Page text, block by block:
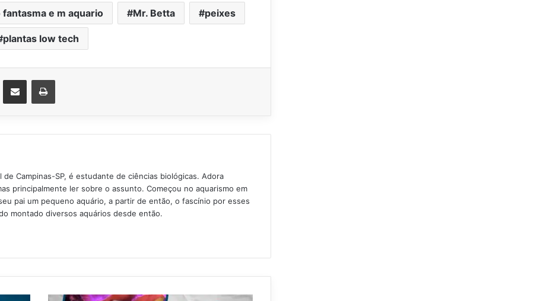
fantasma e m aquario Mr. Betta peixes
plantas low tech
Compartilhar via e-mail Imprimir
de Campinas-SP, é estudante de ciências biológicas. Adora
principalmente ler sobre o assunto. Começou no aquarismo em
pai um pequeno aquário, a partir de então, o fascínio por esses
montado diversos aquários desde então.